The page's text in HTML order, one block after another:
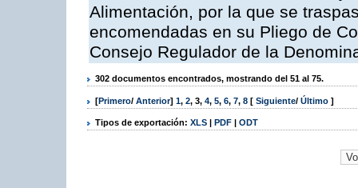
Alimentación, por la que se
encomendadas en su Pliego de
Consejo Regulador de la
302 documentos encontrados, mostrando del 51 al 75.
[Primero/ Anterior] 1, 2, 3, 4, 5, 6, 7, 8 [ Siguiente/ Último ]
Tipos de exportación: XLS | PDF | ODT